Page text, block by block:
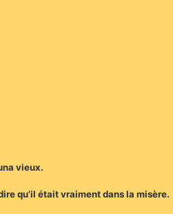
vieux.
qu’il était vraiment dans la misère.